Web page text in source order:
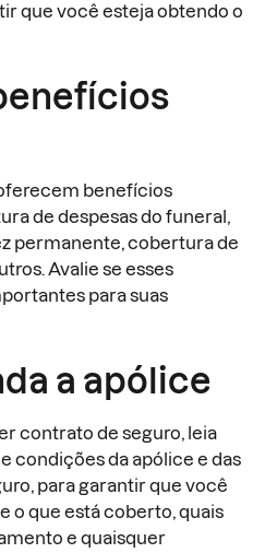
que você esteja obtendo o
benefícios
de despesas do funeral,
permanente, cobertura de
Avalie se esses
para suas
a apólice
contrato de seguro, leia
condições da apólice e das
para garantir que você
o que está coberto, quais
e quaisquer